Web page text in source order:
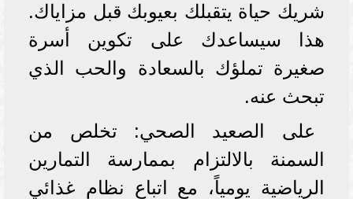
شريك حياة يتقبلك بعيوبك قبل مزاياك.
هذا سيساعدك على تكوين أسرة
صغيرة تملؤك بالسعادة والحب الذي
تبحث عنه.
على الصعيد الصحي: تخلص من
السمنة بالالتزام بممارسة التمارين
الرياضية يومياً، مع اتباع نظام غذائي